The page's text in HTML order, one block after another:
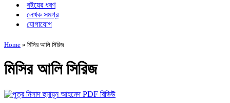
বইয়ের ধরণ
লেখক সমগ্র
যোগাযোগ
Home » মিসির আলি সিরিজ
মিসির আলি সিরিজ